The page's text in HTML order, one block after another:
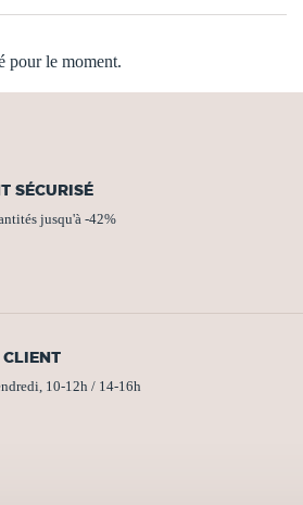
pour le moment.
SÉCURISÉ
jusqu'à -42%
CLIENT
10-12h / 14-16h